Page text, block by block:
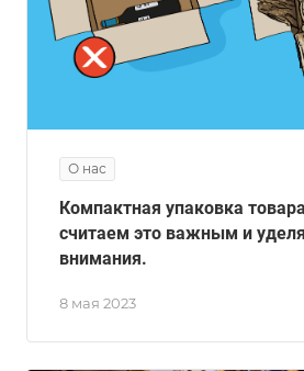
О нас
8 мая 2023
Компактная упаковка
считаем это важным и
внимания.